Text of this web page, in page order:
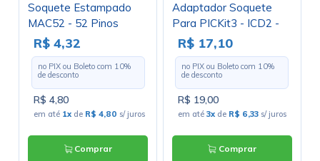
Soquete Estampado
MAC52 - 52 Pinos
R$ 4,32
no PIX ou Boleto com 10%
de desconto
R$ 4,80
em até 1x de R$ 4,80 s/ juros
Comprar
Adaptador Soquete
Para PICKit3 - ICD2 -
GC-291
R$ 17,10
no PIX ou Boleto com 10%
de desconto
R$ 19,00
em até 3x de R$ 6,33 s/ juros
Comprar